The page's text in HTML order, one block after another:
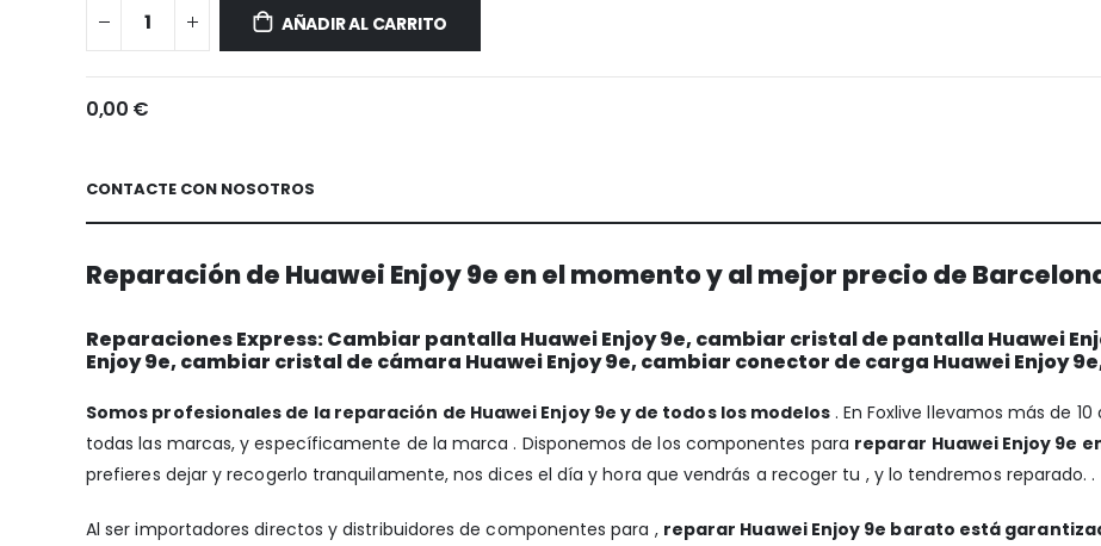
AÑADIR AL CARRITO
0,00 €
CONTACTE CON NOSOTROS
Reparación de Huawei Enjoy 9e en el momento y al mejor precio de
Reparaciones Express: Cambiar pantalla Huawei Enjoy 9e, cambiar cristal de pantalla Huawei
Enjoy 9e, cambiar cristal de cámara Huawei Enjoy 9e, cambiar conector de carga Huawei Enjoy
Somos profesionales de la reparación de Huawei Enjoy 9e y de todos los modelos . En Foxlive llevamos más de
todas las marcas, y específicamente de la marca . Disponemos de los componentes para reparar Huawei Enjoy 9e
prefieres dejar y recogerlo tranquilamente, nos dices el día y hora que vendrás a recoger tu , y lo tendremos reparado. .
Al ser importadores directos y distribuidores de componentes para , reparar Huawei Enjoy 9e barato está